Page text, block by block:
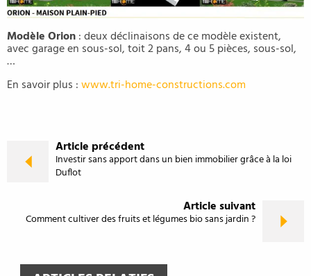
Modèle Orion: deux déclinaisons de ce modèle existent,
avec garage en sous-sol, toit 2 pans, 4 ou 5 pièces, sous-sol,
…
En savoir plus :www.tri-home-constructions.com
Article précédent
Investir sans apport dans un bien immobilier grâce à la loi
Duflot
Article suivant
Comment cultiver des fruits et légumes bio sans jardin ?